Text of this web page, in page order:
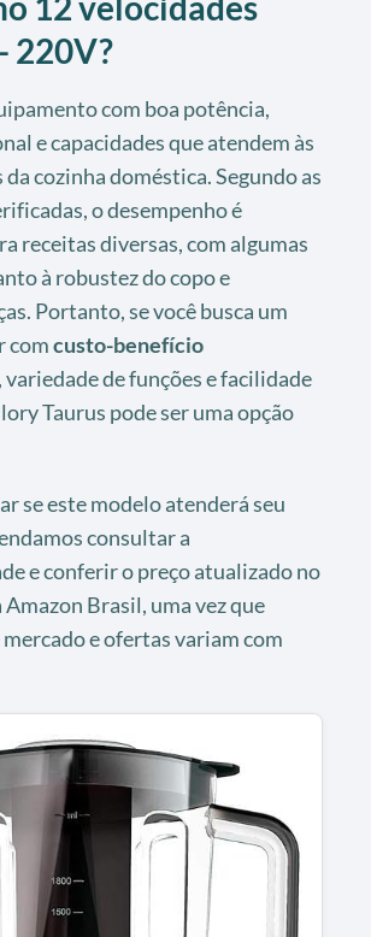
220V?
com boa potência,
e capacidades que atendem às
da cozinha doméstica. Segundo as
o desempenho é
receitas diversas, com algumas
à robustez do copo e
Portanto, se você busca um
comcusto-benefício
de funções e facilidade
Taurus pode ser uma opção
se este modelo atenderá seu
consultar a
e conferir o preço atualizado no
Brasil, uma vez que
e ofertas variam com